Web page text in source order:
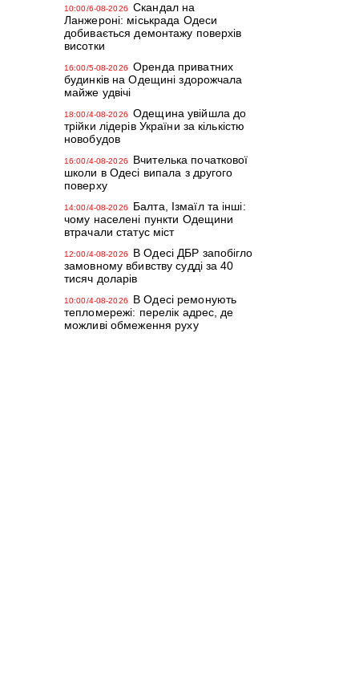
10:00/6-08-2026
Скандал на
Ланжероні: міськрада Одеси
добивається демонтажу поверхів
висотки
16:00/5-08-2026
Оренда приватних
будинків на Одещині здорожчала
майже удвічі
18:00/4-08-2026
Одещина увійшла до
трійки лідерів України за кількістю
новобудов
16:00/4-08-2026
Вчителька початкової
школи в Одесі випала з другого
поверху
14:00/4-08-2026
Балта, Ізмаїл та інші:
чому населені пункти Одещини
втрачали статус міст
12:00/4-08-2026
В Одесі ДБР запобігло
замовному вбивству судді за 40
тисяч доларів
10:00/4-08-2026
В Одесі ремонують
тепломережі: перелік адрес, де
можливі обмеження руху